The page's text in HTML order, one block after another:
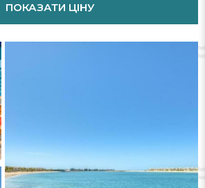
ПОКАЗАТИ ЦІНУ